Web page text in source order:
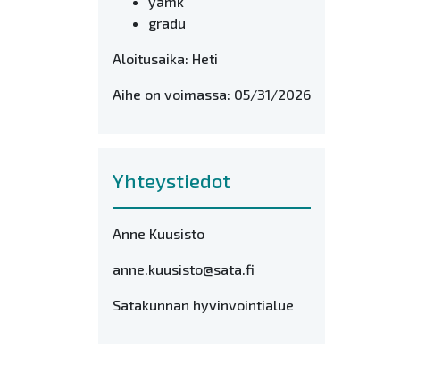
gradu
Aloitusaika: Heti
Aihe on voimassa: 05/31/2026
Yhteystiedot
Anne Kuusisto
anne.kuusisto@sata.fi
Satakunnan hyvinvointialue